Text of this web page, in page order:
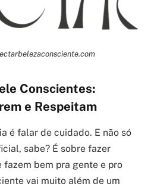
Conscientes:
e Respeitam
é falar de cuidado. E não só
sabe? É sobre fazer
bem pra gente e pro
vai muito além de um